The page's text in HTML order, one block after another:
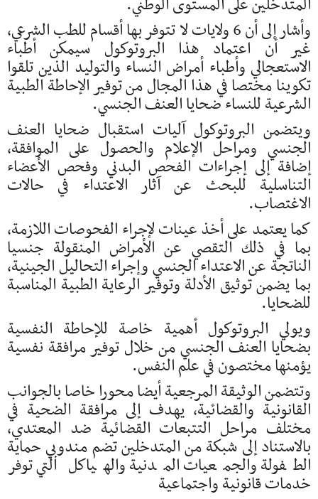
وأشار إلى أن 6 ولايات لا تتوفر بها أقسام للطب الشرعي،
غير أن اعتماد هذا البروتوكول سيمكن أطباء
الاستعجالي وأطباء أمراض النساء والتوليد الذين تلقوا
تكوينا مختصا في هذا المجال من توفير الإحاطة الطبية
الشرعية للنساء ضحايا العنف الجنسي.
ويتضمن البروتوكول آليات استقبال ضحايا العنف
الجنسي ومراحل الإعلام والحصول على الموافقة،
إضافة إلى إجراءات الفحص البدني وفحص الأعضاء
التناسلية للبحث عن آثار الاعتداء في حالات
الاغتصاب.
كما يعتمد على أخذ عينات لإجراء الفحوصات اللازمة،
بما في ذلك التقصي عن الأمراض المنقولة جنسيا
الناتجة عن الاعتداء الجنسي وإجراء التحاليل الجينية،
بما يضمن توثيق الأدلة وتوفير الرعاية الطبية المناسبة
للضحايا.
ويولي البروتوكول أهمية خاصة للإحاطة النفسية
بضحايا العنف الجنسي من خلال توفير مرافقة نفسية
يؤمنها مختصون في علم النفس.
وتتضمن الوثيقة المرجعية أيضا محورا خاصا بالجوانب
القانونية والقضائية، يهدف إلى مرافقة الضحية في
مختلف مراحل التتبعات القضائية ضد المعتدي،
بالاستناد إلى شبكة من المتدخلين تضم مندوبي حماية
الطفولة والجمعيات المدنية والهياكل التي توفر
خدمات قانونية واجتماعية